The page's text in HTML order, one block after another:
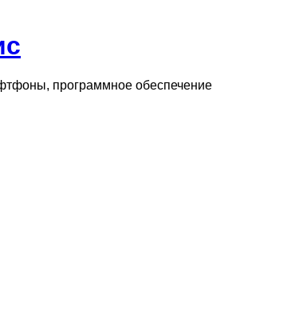
программное обеспечение